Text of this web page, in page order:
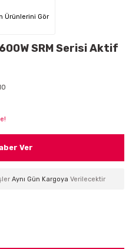
Ürünlerini Gör
SRM Serisi Aktif
Ver
Aynı Gün Kargoya Verilecektir